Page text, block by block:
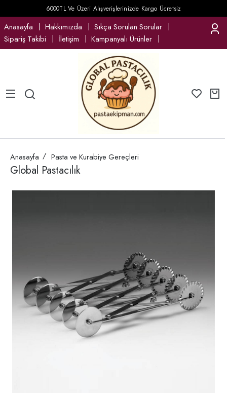
6000TL Ve Üzeri Alışverişlerinizde Kargo Ücretsiz
Anasayfa Hakkımızda
Sıkça Sorulan Sorular
Sipariş Takibi
İletişim Kampanyalı Ürünler
Anasayfa Pasta ve Kurabiye Gereçleri
Global Pastacılık